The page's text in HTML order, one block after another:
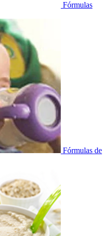
Fórmulas
Fórmulas de